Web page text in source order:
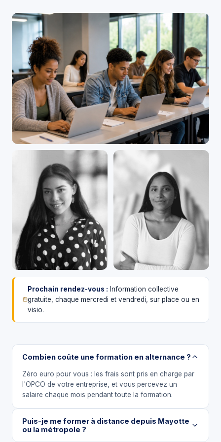
Prochain rendez-vous : Information collective
gratuite, chaque mercredi et vendredi, sur place ou en
visio.
Combien coûte une formation en alternance ?
Zéro euro pour vous : les frais sont pris en charge par
l'OPCO de votre entreprise, et vous percevez un
salaire chaque mois pendant toute la formation.
Puis-je me former à distance depuis Mayotte
ou la métropole ?